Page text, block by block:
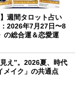
】週間タロット占い
：2026年7月27日〜8
の総合運＆恋愛運
え”。2026夏、時代
メイク」の共通点